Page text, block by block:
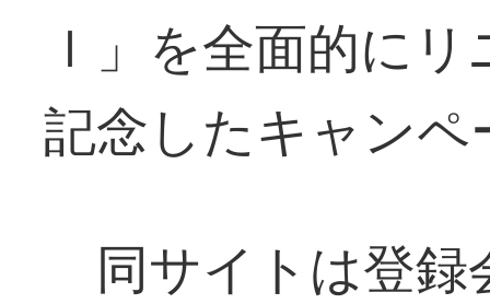
ｌ」を全面的に
記念したキャン
同サイトは登録